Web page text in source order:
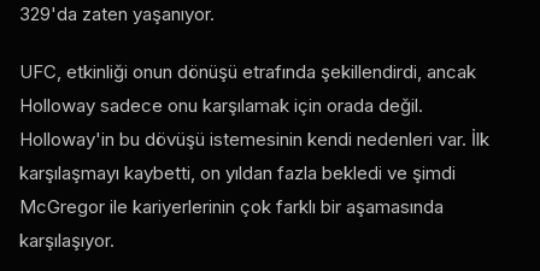
329'da zaten yaşanıyor.
UFC, etkinliği onun dönüşü etrafında şekillendirdi, ancak
Holloway sadece onu karşılamak için orada değil.
Holloway'in bu dövüşü istemesinin kendi nedenleri var. İlk
karşılaşmayı kaybetti, on yıldan fazla bekledi ve şimdi
McGregor ile kariyerlerinin çok farklı bir aşamasında
karşılaşıyor.